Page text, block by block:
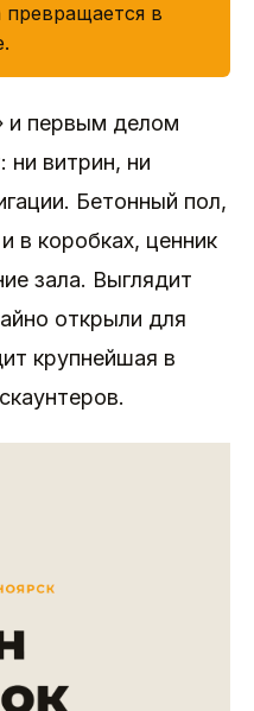
превращается в
и первым делом
ни витрин, ни
Бетонный пол,
в коробках, ценник
зала. Выглядит
открыли для
крупнейшая в